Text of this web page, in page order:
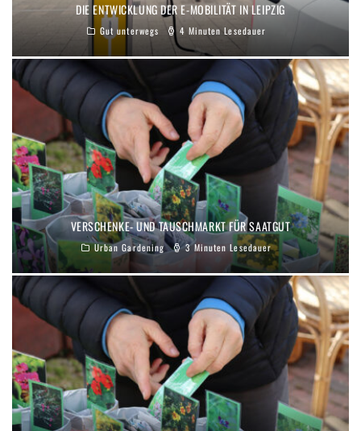
DIE ENTWICKLUNG DER E-MOBILITÄT IN LEIPZIG
Gut unterwegs 4 Minuten Lesedauer
VERSCHENKE- UND TAUSCHMARKT FÜR SAATGUT
Urban Gardening 3 Minuten Lesedauer